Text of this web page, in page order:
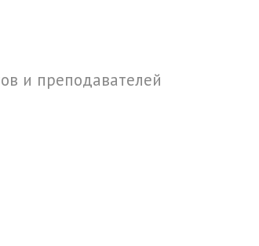
и преподавателей